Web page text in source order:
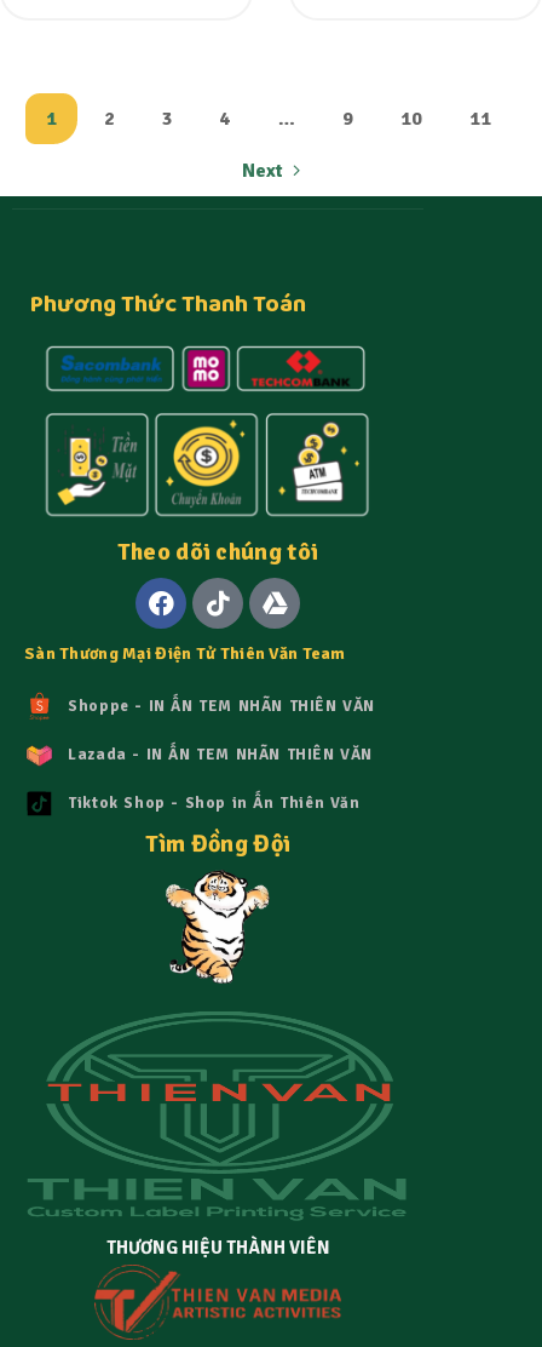
1 2 3 4 … 9 10 11
Next
THƯƠNG HIỆU THÀNH VIÊN
Phương Thức Thanh Toán
Theo dõi chúng tôi
Sàn Thương Mại Điện Tử Thiên Văn Team
Shoppe - IN ẤN TEM NHÃN THIÊN VĂN
Lazada - IN ẤN TEM NHÃN THIÊN VĂN
Tiktok Shop - Shop in Ấn Thiên Văn
Tìm Đồng Đội